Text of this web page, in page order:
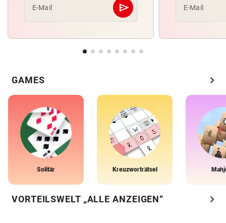
E-Mail send
Abschicken E-Mail
GAMES chevron_right
Solitär Kreuzworträtsel
VORTEILSWELT „ALLE ANZEIGEN“ chevron_right